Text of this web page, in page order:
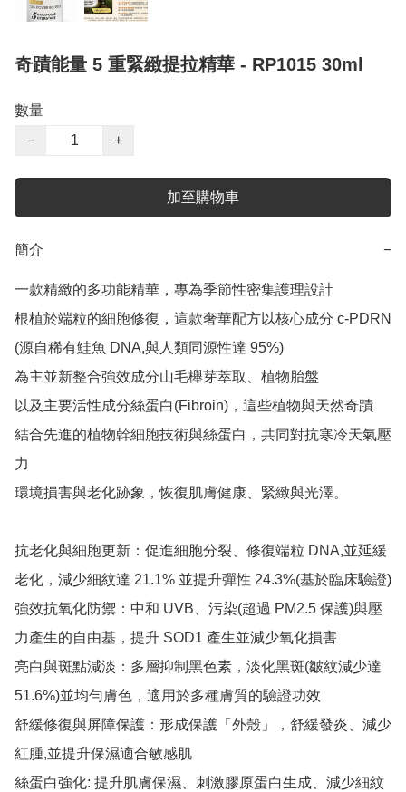
奇蹟能量 5 重緊緻提拉精華 - RP1015 30ml
數量
−
+
加至購物車
簡介 −
一款精緻的多功能精華，專為季節性密集護理設計
根植於端粒的細胞修復，這款奢華配方以核心成分 c-PDRN
(源自稀有鮭魚 DNA,與人類同源性達 95%)
為主並新整合強效成分山毛櫸芽萃取、植物胎盤
以及主要活性成分絲蛋白(Fibroin)，這些植物與天然奇蹟
結合先進的植物幹細胞技術與絲蛋白，共同對抗寒冷天氣壓
力
環境損害與老化跡象，恢復肌膚健康、緊緻與光澤。
抗老化與細胞更新：促進細胞分裂、修復端粒 DNA,並延緩
老化，減少細紋達 21.1% 並提升彈性 24.3%(基於臨床驗證)
強效抗氧化防禦：中和 UVB、污染(超過 PM2.5 保護)與壓
力產生的自由基，提升 SOD1 產生並減少氧化損害
亮白與斑點減淡：多層抑制黑色素，淡化黑斑(皺紋減少達
51.6%)並均勻膚色，適用於多種膚質的驗證功效
舒緩修復與屏障保護：形成保護「外殼」，舒緩發炎、減少
紅腫,並提升保濕適合敏感肌
絲蛋白強化: 提升肌膚保濕、刺激膠原蛋白生成、減少細紋